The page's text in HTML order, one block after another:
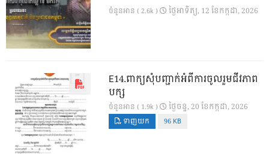
ចំនួនអាន ( 2.6k ) ថ្ងៃ​អាទិត្យ, 12 ខែ​កក្កដា, 2026
E14.ពាក្យសុំបញ្ជាក់អំពីការចូលរួមជីវភាព
បក្ស
ចំនួនអាន ( 1.9k ) ថ្ងៃ​ចន្ទ, 20 ខែ​កក្កដា, 2026
ទាញយក 96 KB